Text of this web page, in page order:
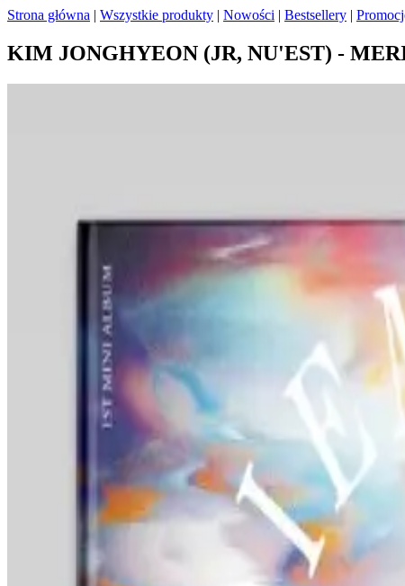
Strona główna | Wszystkie produkty | Nowości | Bestsellery |
KIM JONGHYEON (JR, NU'EST) -